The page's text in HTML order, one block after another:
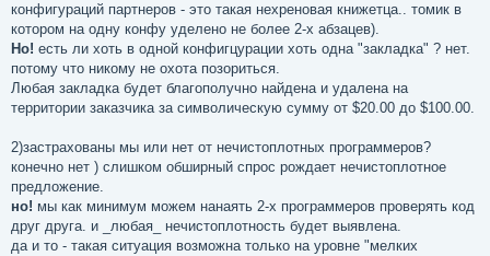
конфигураций партнеров - это такая нехреновая книжетца.. томик в
котором на одну конфу уделено не более 2-х абзацев).
Но! есть ли хоть в одной конфигцурации хоть одна "закладка" ? нет.
потому что никому не охота позориться.
Любая закладка будет благополучно найдена и удалена на
территории заказчика за символическую сумму от $20.00 до $100.00.
2)застрахованы мы или нет от нечистоплотных программеров?
конечно нет ) слишком обширный спрос рождает нечистоплотное
предложение.
но! мы как минимум можем нанаять 2-х программеров проверять код
друг друга. и _любая_ нечистоплотность будет выявлена.
да и то - такая ситуация возможна только на уровне "мелких